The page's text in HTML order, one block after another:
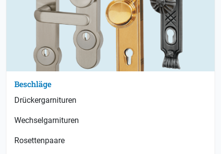
Beschläge
Drückergarnituren
Wechselgarnituren
Rosettenpaare